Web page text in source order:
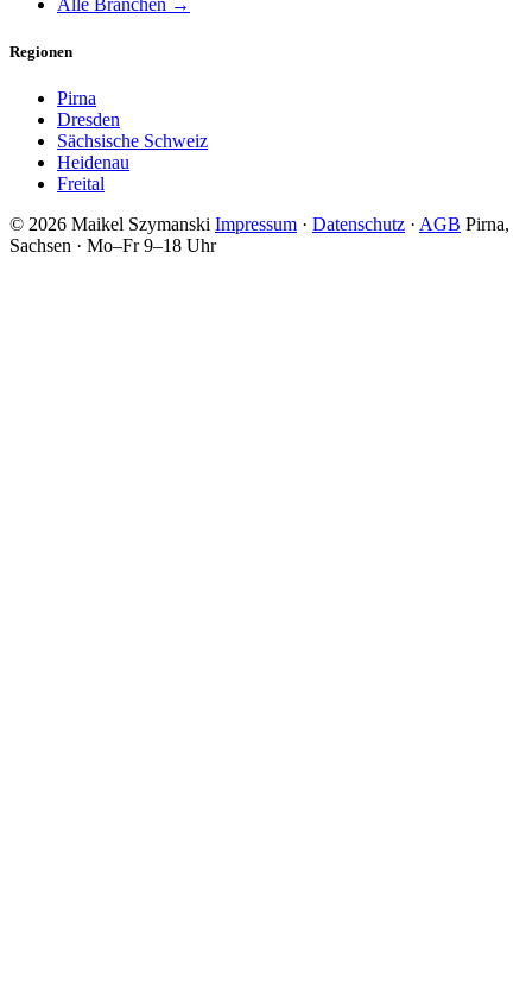
Alle Branchen →
Regionen
Pirna
Dresden
Sächsische Schweiz
Heidenau
Freital
© 2026 Maikel Szymanski Impressum · Datenschutz · AGB Pirna,
Sachsen · Mo–Fr 9–18 Uhr